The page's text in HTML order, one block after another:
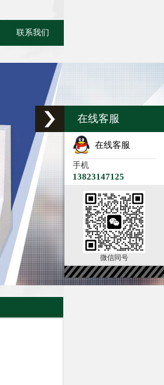
联系我们
在线客服
在线客服
手机
13823147125
微信同号